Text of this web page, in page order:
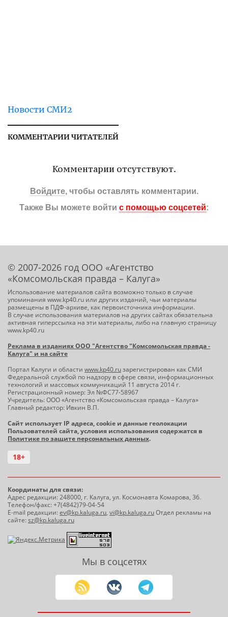
Новости СМИ2
КОММЕНТАРИИ ЧИТАТЕЛЕЙ
Комментарии отсутствуют.
Войдите, чтобы оставлять комментарии.
Также Вы можете войти с помощью соцсетей:
© 2007-2026 год ООО «Агентство
«Комсомольская правда – Калуга»
Использование материалов сайта возможно только в случае
упоминания www.kp40.ru или других изданий, чьи материалы
размещены в ПДФ-архиве, как первоисточника информации.
В случае использования материалов на других сайтах обязательна
активная гиперссылка на эти материалы, либо на главную страницу
www.kp40.ru
Реклама в изданиях ООО "Агентство "Комсомольская правда -
Калуга" и на сайте
Портал Калуги и области www.kp40.ruзарегистрирован как СМИ
Федеральной службой по надзору в сфере связи, информационных
технологий и массовых коммуникаций 11 августа 2014 г.
Регистрационный номер: Эл №ФС77-58967
Учредитель: ООО «Агентство «Комсомольская правда – Калуга»
Главный редактор: Ивкин В.П.
Сайт использует IP адреса, cookie и данные геолокации
Пользователей сайта, условия использования содержатся в
Политике по защите персональных данных.
18+
Координаты для связи:
Адрес редакции: 248000, г. Калуга, ул. Космонавта Комарова, 36.
Телефон/факс: +7(4842)79-04-54
E-mail редакции:ev@kp.kaluga.ru, vi@kp.kaluga.ruОтдел рекламы на
сайте:sz@kp.kaluga.ru
Мы в соцсетях